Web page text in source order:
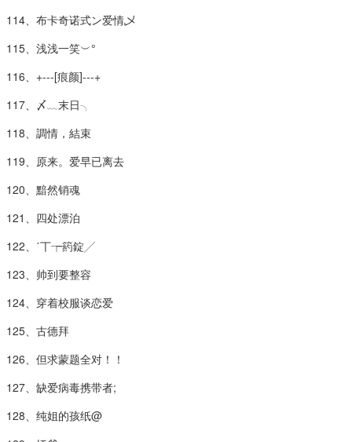
114、布卡奇诺式ン爱情乄
115、浅浅一笑︶°
116、+---[痕颜]---+
117、〆﹏末日╮
118、調情，結束
119、原来。爱早已离去
120、黯然销魂
121、四处漂泊
122、ˊ丅┮箹錠╱
123、帅到要整容
124、穿着校服谈恋爱
125、古德拜
126、但求蒙题全对！！
127、缺爱病毒携带者;
128、纯姐的孩纸@